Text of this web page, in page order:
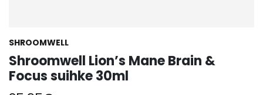
SHROOMWELL
Shroomwell Lion’s Mane Brain &
Focus suihke 30ml